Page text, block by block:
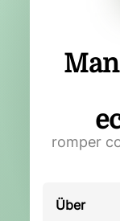
romper
Über